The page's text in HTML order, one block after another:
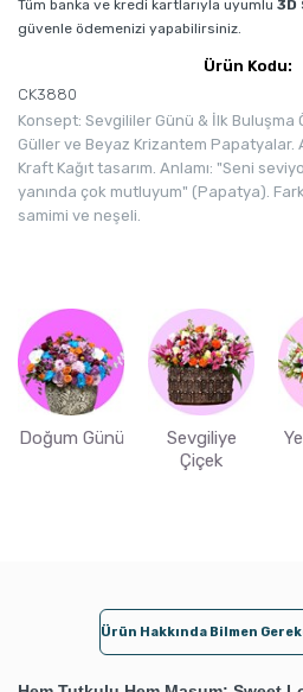
Tüm banka ve kredi kartlarıyla uyumlu 3D
güvenle ödemenizi yapabilirsiniz.
Ürün Kodu:
CK3880
Konsept: Sevgililer Günü & İlk Buluşma
Güller ve Beyaz Krizantem Papatyalar.
Kraft Kağıt tasarım. Anlamı: "Seni
yanında çok mutluyum" (Papatya).
samimi ve neşeli.
Doğum Günü
Sevgiliye
Çiçek
Ürün Hakkında Bilmen